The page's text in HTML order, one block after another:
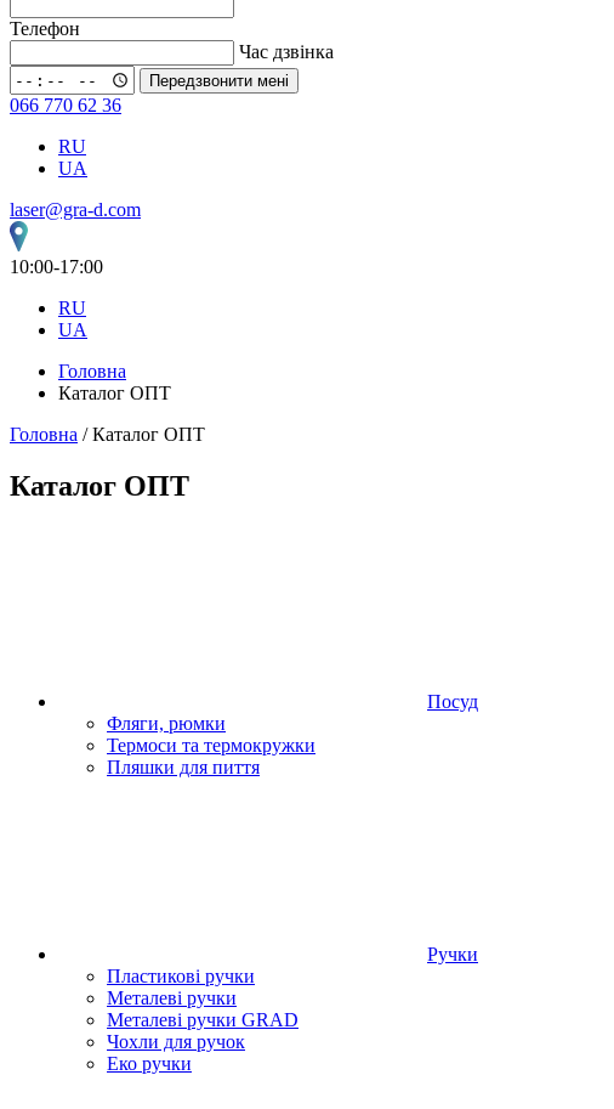
Телефон
Час дзвінка
Передзвонити мені
066 770 62 36
RU
UA
laser@gra-d.com
10:00-17:00
RU
UA
Головна
Каталог ОПТ
Головна / Каталог ОПТ
Каталог ОПТ
Посуд
Фляги, рюмки
Термоси та термокружки
Пляшки для пиття
Ручки
Пластикові ручки
Металеві ручки
Металеві ручки GRAD
Чохли для ручок
Еко ручки